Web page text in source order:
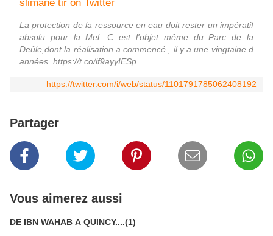
slimane tir on Twitter
La protection de la ressource en eau doit rester un impératif
absolu pour la Mel. C est l'objet même du Parc de la
Deûle,dont la réalisation a commencé , il y a une vingtaine d
années. https://t.co/if9ayyIESp
https://twitter.com/i/web/status/1101791785062408192
Partager
Vous aimerez aussi
DE IBN WAHAB A QUINCY....(1)